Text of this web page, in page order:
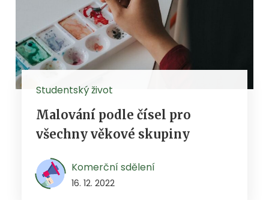
Studentský život
Malování podle čísel pro
všechny věkové skupiny
Komerční sdělení
16. 12. 2022